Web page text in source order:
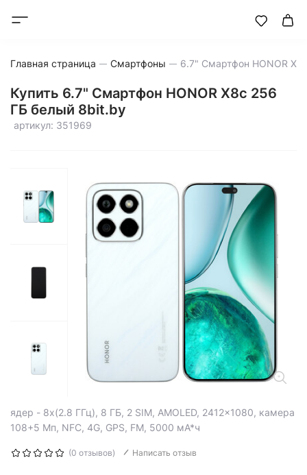
Главная страница Смартфоны
Купить 6.7" Смартфон HONOR X8c 256
ГБ белый 8bit.by
артикул: 351969
ядер - 8x(2.8 ГГц), 8 ГБ, 2 SIM, AMOLED, 2412x1080, камера
108+5 Мп, NFC, 4G, GPS, FM, 5000 мА*ч
(0 отзывов) Написать отзыв